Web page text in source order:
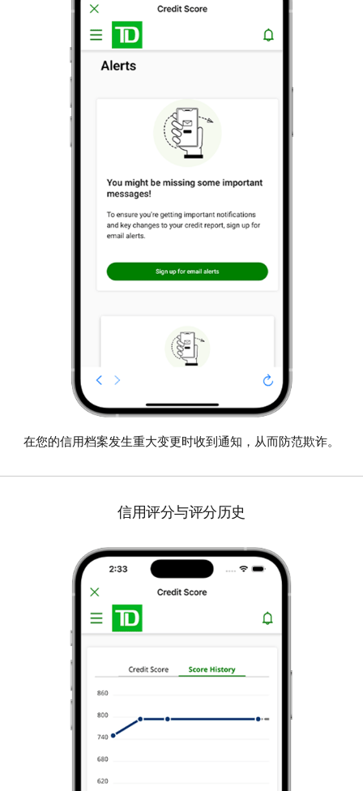
在您的信用档案发生重大变更时收到通知，从而防范欺诈。
信用评分与评分历史